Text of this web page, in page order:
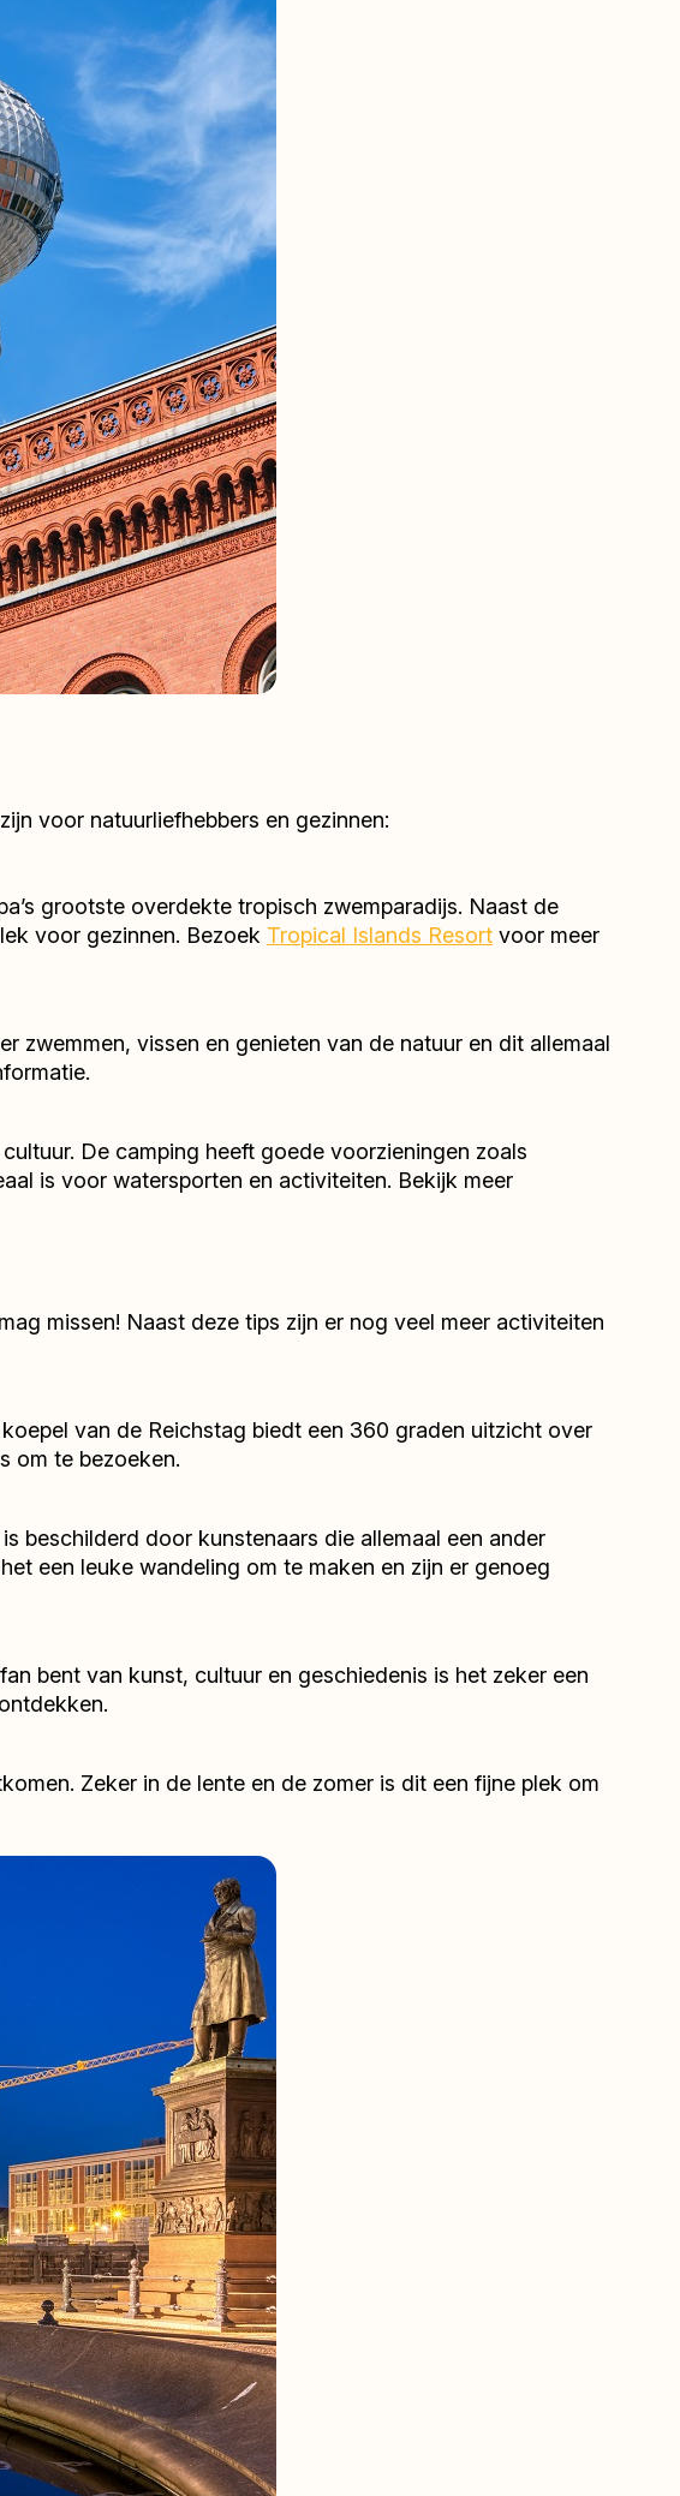
voor natuurliefhebbers en gezinnen:
grootste overdekte tropisch zwemparadijs. Naast de
voor gezinnen. Bezoek Tropical Islands Resort voor meer
zwemmen, vissen en genieten van de natuur en dit allemaal
De camping heeft goede voorzieningen zoals
is voor watersporten en activiteiten. Bekijk meer
missen! Naast deze tips zijn er nog veel meer activiteiten
van de Reichstag biedt een 360 graden uitzicht over
om te bezoeken.
beschilderd door kunstenaars die allemaal een ander
een leuke wandeling om te maken en zijn er genoeg
bent van kunst, cultuur en geschiedenis is het zeker een
Zeker in de lente en de zomer is dit een fijne plek om